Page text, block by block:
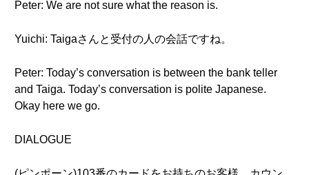
Peter: We are not sure what the reason is.
Yuichi: Taigaさんと受付の人の会話ですね。
Peter: Today’s conversation is between the bank teller
and Taiga. Today’s conversation is polite Japanese.
Okay here we go.
DIALOGUE